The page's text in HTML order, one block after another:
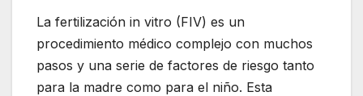
La fertilización in vitro (FIV) es un
procedimiento médico complejo con muchos
pasos y una serie de factores de riesgo tanto
para la madre como para el niño. Esta